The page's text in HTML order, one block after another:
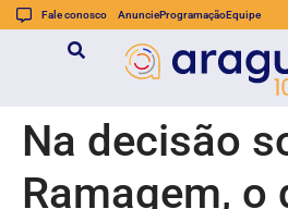
Fale conosco AnuncieProgramaçãoEquipe
Na decisão
Ramagem, o